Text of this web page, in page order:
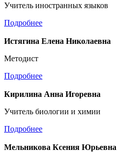
Учитель иностранных языков
Подробнее
Истягина Елена Николаевна
Методист
Подробнее
Кирилина Анна Игоревна
Учитель биологии и химии
Подробнее
Мельникова Ксения Юрьевна